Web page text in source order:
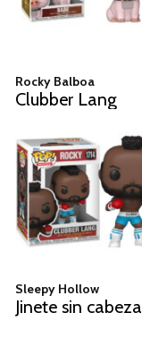
Rocky Balboa
Clubber Lang
Sleepy Hollow
Jinete sin cabeza